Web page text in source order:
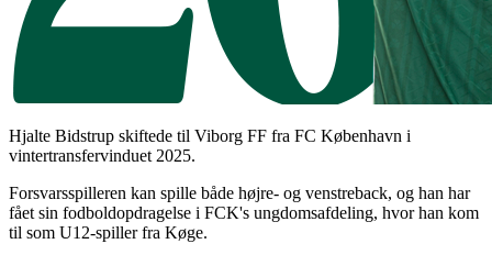
Hjalte Bidstrup skiftede til Viborg FF fra FC København i
vintertransfervinduet 2025.
Forsvarsspilleren kan spille både højre- og venstreback, og han har
fået sin fodboldopdragelse i FCK's ungdomsafdeling, hvor han kom
til som U12-spiller fra Køge.